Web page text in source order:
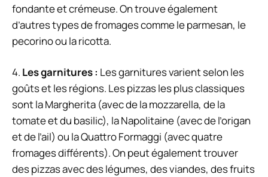
fondante et crémeuse. On trouve également
d’autres types de fromages comme le parmesan, le
pecorino ou la ricotta.
4. Les garnitures : Les garnitures varient selon les
goûts et les régions. Les pizzas les plus classiques
sont la Margherita (avec de la mozzarella, de la
tomate et du basilic), la Napolitaine (avec de l’origan
et de l’ail) ou la Quattro Formaggi (avec quatre
fromages différents). On peut également trouver
des pizzas avec des légumes, des viandes, des fruits